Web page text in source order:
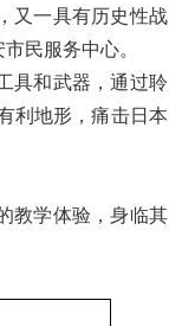
又一具有历史性战
民服务中心。
具和武器，通过聆
利地形，痛击日本
教学体验，身临其